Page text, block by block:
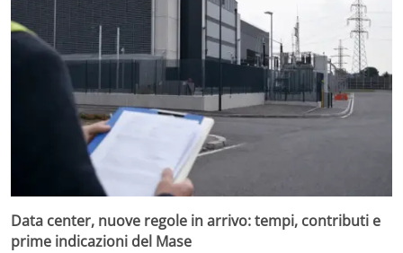
Data center, nuove regole in arrivo: tempi, contributi e
prime indicazioni del Mase